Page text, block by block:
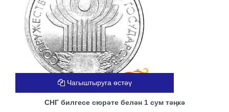
СНГ билгесе сюрәте белән 1 сум тәңкә
Чагыштыруга өстәү